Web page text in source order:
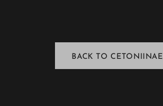
BACK TO CETONIINAE